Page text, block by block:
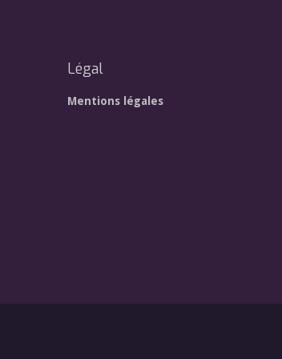
Légal
Mentions légales